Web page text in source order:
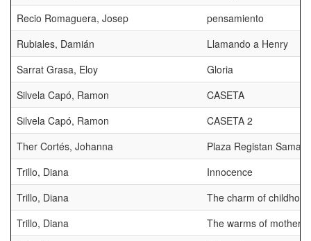
Recio Romaguera, Josep
pensamiento
Rubiales, Damián
Llamando a Henry
Sarrat Grasa, Eloy
Gloria
Silvela Capó, Ramon
CASETA
Silvela Capó, Ramon
CASETA 2
Ther Cortés, Johanna
Plaza Registan
Trillo, Diana
Innocence
Trillo, Diana
The charm of childhood
Trillo, Diana
The warms of